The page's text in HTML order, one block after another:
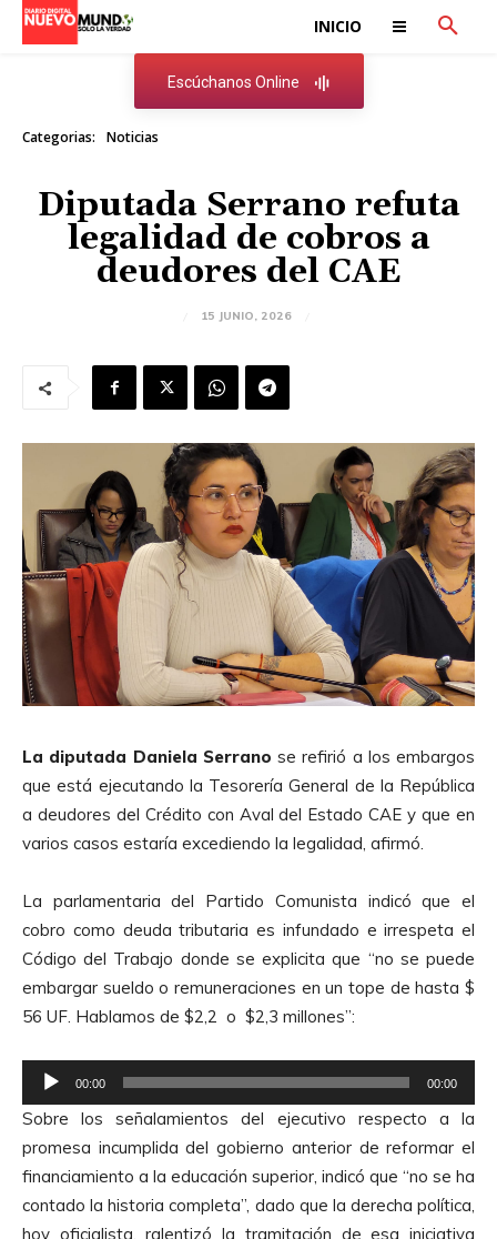
INICIO
Escúchanos Online
Categorias: Noticias
Diputada Serrano refuta
legalidad de cobros a
deudores del CAE
15 JUNIO, 2026
La diputada Daniela Serrano se refirió a los embargos
que está ejecutando la Tesorería General de la República
a deudores del Crédito con Aval del Estado CAE y que en
varios casos estaría excediendo la legalidad, afirmó.
La parlamentaria del Partido Comunista indicó que el
cobro como deuda tributaria es infundado e irrespeta el
Código del Trabajo donde se explicita que “no se puede
embargar sueldo o remuneraciones en un tope de hasta $
56 UF. Hablamos de $2,2 o $2,3 millones”:
e
p
r
o
d
00:00 00:00
Sobre los señalamientos del ejecutivo respecto a la
promesa incumplida del gobierno anterior de reformar el
financiamiento a la educación superior, indicó que “no se ha
contado la historia completa”, dado que la derecha política,
hoy oficialista, ralentizó la tramitación de esa iniciativa